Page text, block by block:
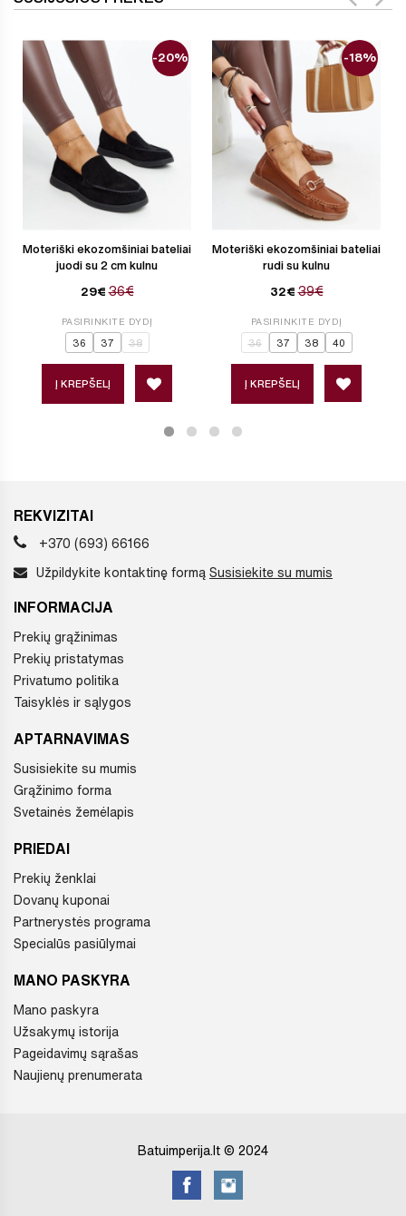
Moteriški ekozomšiniai bateliai
juodi su 2 cm kulnu
29€ 36€
-20%
PASIRINKITE DYDĮ
36 37 38
Į KREPŠELĮ
Moteriški ekozomšiniai bateliai
rudi su kulnu
32€ 39€
-18%
PASIRINKITE DYDĮ
36 37 38 40
Į KREPŠELĮ
REKVIZITAI
+370 (693) 66166
Užpildykite kontaktinę formą Susisiekite su mumis
INFORMACIJA
Prekių grąžinimas
Prekių pristatymas
Privatumo politika
Taisyklės ir sąlygos
APTARNAVIMAS
Susisiekite su mumis
Grąžinimo forma
Svetainės žemėlapis
PRIEDAI
Prekių ženklai
Dovanų kuponai
Partnerystės programa
Specialūs pasiūlymai
MANO PASKYRA
Mano paskyra
Užsakymų istorija
Pageidavimų sąrašas
Naujienų prenumerata
Batuimperija.lt © 2024